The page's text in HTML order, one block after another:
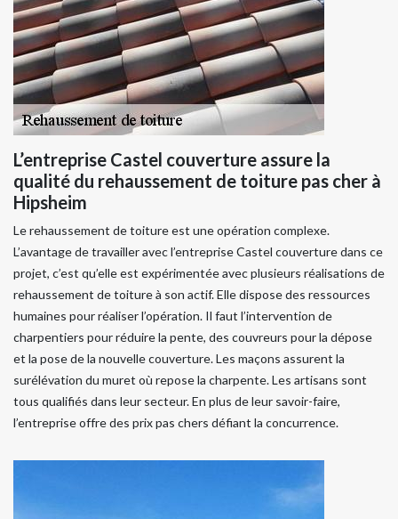
L’entreprise Castel couverture assure la
qualité du rehaussement de toiture pas cher à
Hipsheim
Le rehaussement de toiture est une opération complexe.
L’avantage de travailler avec l’entreprise Castel couverture dans ce
projet, c’est qu’elle est expérimentée avec plusieurs réalisations de
rehaussement de toiture à son actif. Elle dispose des ressources
humaines pour réaliser l’opération. Il faut l’intervention de
charpentiers pour réduire la pente, des couvreurs pour la dépose
et la pose de la nouvelle couverture. Les maçons assurent la
surélévation du muret où repose la charpente. Les artisans sont
tous qualifiés dans leur secteur. En plus de leur savoir-faire,
l’entreprise offre des prix pas chers défiant la concurrence.